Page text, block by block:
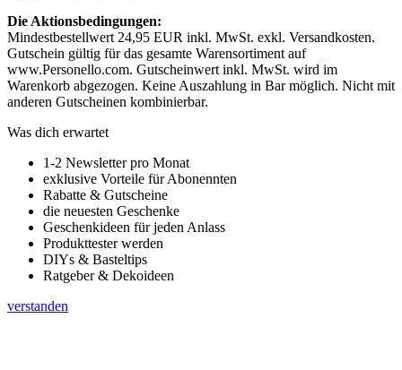
Die Aktionsbedingungen:
Mindestbestellwert 24,95 EUR inkl. MwSt. exkl. Versandkosten.
Gutschein gültig für das gesamte Warensortiment auf
www.Personello.com. Gutscheinwert inkl. MwSt. wird im
Warenkorb abgezogen. Keine Auszahlung in Bar möglich. Nicht mit
anderen Gutscheinen kombinierbar.
Was dich erwartet
1-2 Newsletter pro Monat
exklusive Vorteile für Abonennten
Rabatte & Gutscheine
die neuesten Geschenke
Geschenkideen für jeden Anlass
Produkttester werden
DIYs & Basteltips
Ratgeber & Dekoideen
verstanden